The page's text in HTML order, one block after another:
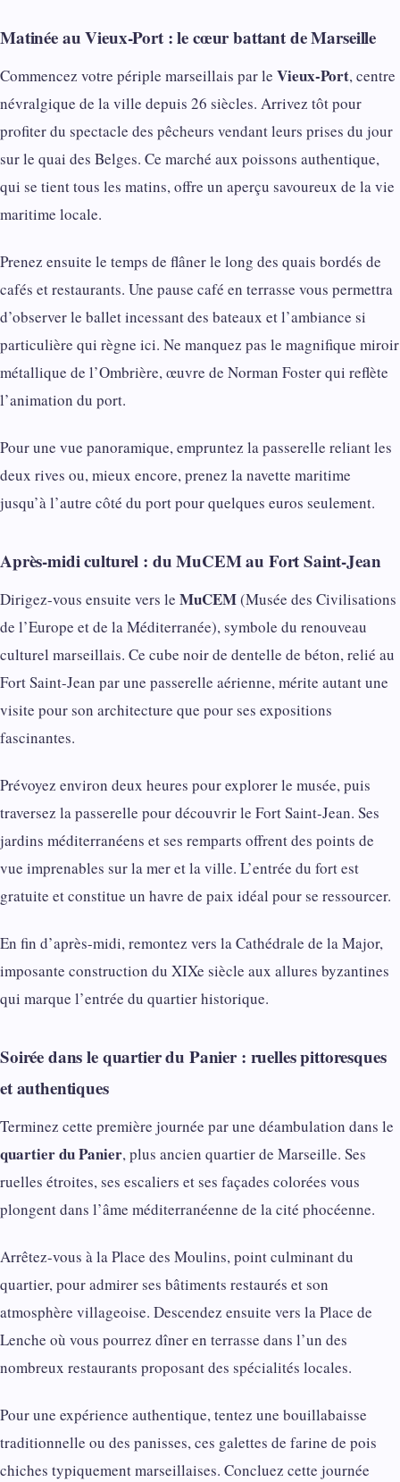
Matinée au Vieux-Port : le cœur battant de Marseille
Commencez votre périple marseillais par le Vieux-Port, centre
névralgique de la ville depuis 26 siècles. Arrivez tôt pour
profiter du spectacle des pêcheurs vendant leurs prises du jour
sur le quai des Belges. Ce marché aux poissons authentique,
qui se tient tous les matins, offre un aperçu savoureux de la vie
maritime locale.
Prenez ensuite le temps de flâner le long des quais bordés de
cafés et restaurants. Une pause café en terrasse vous permettra
d’observer le ballet incessant des bateaux et l’ambiance si
particulière qui règne ici. Ne manquez pas le magnifique miroir
métallique de l’Ombrière, œuvre de Norman Foster qui reflète
l’animation du port.
Pour une vue panoramique, empruntez la passerelle reliant les
deux rives ou, mieux encore, prenez la navette maritime
jusqu’à l’autre côté du port pour quelques euros seulement.
Après-midi culturel : du MuCEM au Fort Saint-Jean
Dirigez-vous ensuite vers le MuCEM(Musée des Civilisations
de l’Europe et de la Méditerranée), symbole du renouveau
culturel marseillais. Ce cube noir de dentelle de béton, relié au
Fort Saint-Jean par une passerelle aérienne, mérite autant une
visite pour son architecture que pour ses expositions
fascinantes.
Prévoyez environ deux heures pour explorer le musée, puis
traversez la passerelle pour découvrir le Fort Saint-Jean. Ses
jardins méditerranéens et ses remparts offrent des points de
vue imprenables sur la mer et la ville. L’entrée du fort est
gratuite et constitue un havre de paix idéal pour se ressourcer.
En fin d’après-midi, remontez vers la Cathédrale de la Major,
imposante construction du XIXe siècle aux allures byzantines
qui marque l’entrée du quartier historique.
Soirée dans le quartier du Panier : ruelles pittoresques
et authentiques
Terminez cette première journée par une déambulation dans le
quartier du Panier, plus ancien quartier de Marseille. Ses
ruelles étroites, ses escaliers et ses façades colorées vous
plongent dans l’âme méditerranéenne de la cité phocéenne.
Arrêtez-vous à la Place des Moulins, point culminant du
quartier, pour admirer ses bâtiments restaurés et son
atmosphère villageoise. Descendez ensuite vers la Place de
Lenche où vous pourrez dîner en terrasse dans l’un des
nombreux restaurants proposant des spécialités locales.
Pour une expérience authentique, tentez une bouillabaisse
traditionnelle ou des panisses, ces galettes de farine de pois
chiches typiquement marseillaises. Concluez cette journée